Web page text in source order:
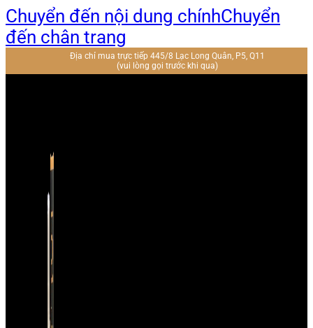
Chuyển đến nội dung chínhChuyển
đến chân trang
Địa chỉ mua trực tiếp 445/8 Lạc Long Quân, P5, Q11
(vui lòng gọi trước khi qua)